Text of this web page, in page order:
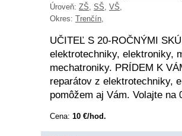
Úroveň: ZŠ, SŠ, VŠ,
Okres: Trenčín,
UČITEĽ S 20-ROČNÝMI
elektrotechniky, elektroniky,
mechatroniky. PRÍDEM K
reparátov z elektrotechniky,
pomôžem aj Vám. Volajte na
Cena: 10 €/hod.